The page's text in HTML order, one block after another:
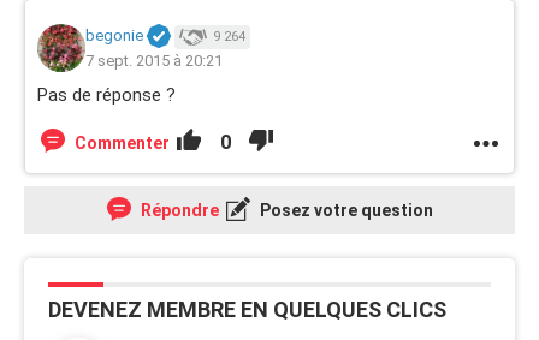
begonie 9 264
7 sept. 2015 à 20:21
Pas de réponse ?
Commenter 0
Répondre Posez votre question
DEVENEZ MEMBRE EN QUELQUES CLICS